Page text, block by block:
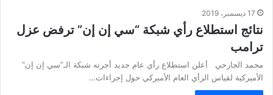
17 ديسمبر، 2019
نتائج استطلاع رأي شبكة “سي إن إن” ترفض عزل
ترامب
محمد الجارحي أعلن استطلاع رأي عام جديد أجرته شبكة الـ”سي إن إن”
الأميركية لقياس الرأي العام الأميركي حول إجراءات…